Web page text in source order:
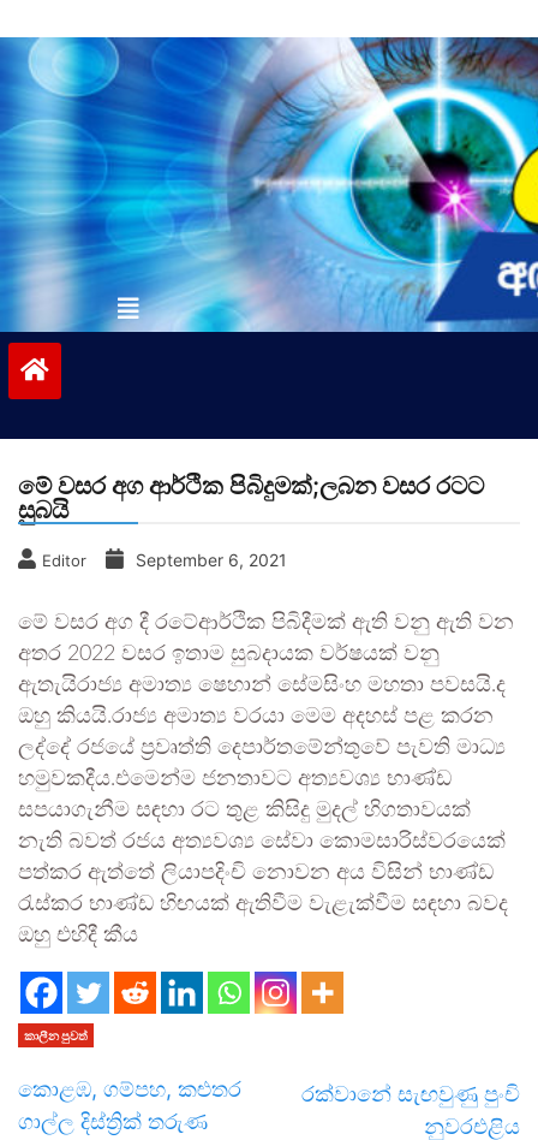
to
contentvinivida.lk
මේ වසර අග ආර්ථික පිබිදුමක්;ලබන වසර රටට
සුබයි
Editor September 6, 2021
මේ වසර අග දී රටේආර්ථික පිබිදීමක් ඇති වනු ඇති වන
අතර 2022 වසර ඉතාම සුබදායක වර්ෂයක් වනු
ඇතැයිරාජ්‍ය අමාත්‍ය ෂෙහාන් සේමසිංහ මහතා පවසයි.ද
ඔහු කියයි.රාජ්‍ය අමාත්‍ය වරයා මෙම අදහස් පළ කරන
ලද්දේ රජයේ ප්‍රවෘත්ති දෙපාර්තමේන්තුවේ පැවති මාධ්‍ය
හමුවකදීය.එමෙන්ම ජනතාවට අත්‍යවශ්‍ය භාණ්ඩ
සපයාගැනීම සඳහා රට තුළ කිසිදු මුදල් හිගතාවයක්
නැති බවත් රජය අත්‍යවශ්‍ය සේවා කොමසාරිස්වරයෙක්
පත්කර ඇත්තේ ලියාපදිංචි නොවන අය විසින් භාණ්ඩ
රැස්කර භාණ්ඩ හිඟයක් ඇතිවීම වැළැක්වීම සඳහා බවද
ඔහු එහිදී කීය
කාලීන පුවත්
කොළඹ, ගම්පහ, කළුතර
ගාල්ල දිස්ත්‍රික් තරුණ
රක්වානේ සැඟවුණු පුංචි
නුවරඑළිය